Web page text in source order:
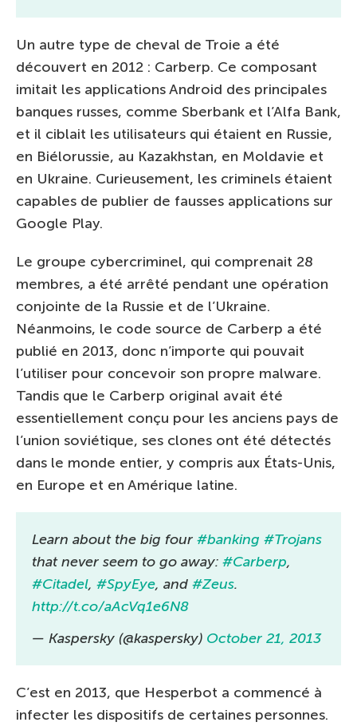
Un autre type de cheval de Troie a été
découvert en 2012 : Carberp. Ce composant
imitait les applications Android des principales
banques russes, comme Sberbank et l’Alfa Bank,
et il ciblait les utilisateurs qui étaient en Russie,
en Biélorussie, au Kazakhstan, en Moldavie et
en Ukraine. Curieusement, les criminels étaient
capables de publier de fausses applications sur
Google Play.
Le groupe cybercriminel, qui comprenait 28
membres, a été arrêté pendant une opération
conjointe de la Russie et de l’Ukraine.
Néanmoins, le code source de Carberp a été
publié en 2013, donc n’importe qui pouvait
l’utiliser pour concevoir son propre malware.
Tandis que le Carberp original avait été
essentiellement conçu pour les anciens pays de
l’union soviétique, ses clones ont été détectés
dans le monde entier, y compris aux États-Unis,
en Europe et en Amérique latine.
Learn about the big four #banking #Trojans
that never seem to go away: #Carberp,
#Citadel, #SpyEye, and #Zeus.
http://t.co/aAcVq1e6N8
— Kaspersky (@kaspersky) October 21, 2013
C’est en 2013, que Hesperbot a commencé à
infecter les dispositifs de certaines personnes.